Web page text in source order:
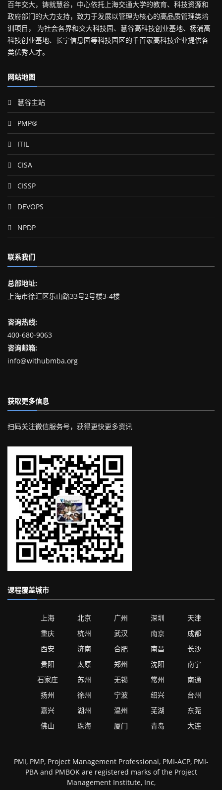
百年交大，铸就慧谷，中心依托上海交通大学的教育、科技资源和
政府部门的大力支持，致力于发展以管理为核心的高品质管理类培
训项目， 为社会各界和交大科技园、慧谷高科技创业基地、杨浦高
科技创业基地、长宁信息园等科技园区的千百家高科技企业提供各
类优秀人才。
网站地图
慧谷主站
PMP®
ITIL
CISA
CISSP
DEVOPS
NPDP
联系我们
总部地址:
上海市徐汇区乐山路33号2号楼3-4楼
咨询热线:
400-680-9063
咨询邮箱:
info@withubmba.org
获取更多信息
扫码关注微信服务号，获得更快更多资讯
课程覆盖城市
上海 北京 广州 深圳
天津
重庆
杭州 武汉 南京
成都
西安
济南 合肥 南昌
长沙
贵阳
太原 郑州 沈阳
南宁
石家庄
苏州 无锡 常州
南通
扬州
徐州 宁波 绍兴
台州
嘉兴
湖州 温州 芜湖
东莞
佛山
珠海 厦门 青岛 大连
PMI, PMP, Project Management Professional, PMI-ACP, PMI-
PBA and PMBOK are registered marks of the Project
Management Institute, Inc,